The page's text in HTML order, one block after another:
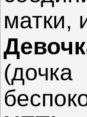
матки,